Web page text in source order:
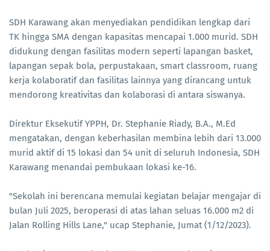
SDH Karawang akan menyediakan pendidikan lengkap dari
TK hingga SMA dengan kapasitas mencapai 1.000 murid. SDH
didukung dengan fasilitas modern seperti lapangan basket,
lapangan sepak bola, perpustakaan, smart classroom, ruang
kerja kolaboratif dan fasilitas lainnya yang dirancang untuk
mendorong kreativitas dan kolaborasi di antara siswanya.
Direktur Eksekutif YPPH, Dr. Stephanie Riady, B.A., M.Ed
mengatakan, dengan keberhasilan membina lebih dari 13.000
murid aktif di 15 lokasi dan 54 unit di seluruh Indonesia, SDH
Karawang menandai pembukaan lokasi ke-16.
"Sekolah ini berencana memulai kegiatan belajar mengajar di
bulan Juli 2025, beroperasi di atas lahan seluas 16.000 m2 di
Jalan Rolling Hills Lane," ucap Stephanie, Jumat (1/12/2023).